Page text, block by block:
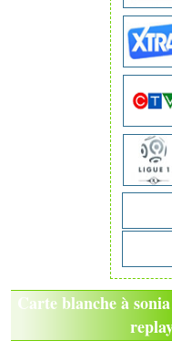
Carte blanche à